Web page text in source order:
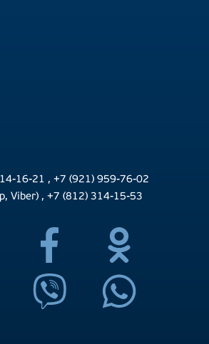
16-21 , +7 (921) 959-76-02
Viber) ,+7 (812) 314-15-53